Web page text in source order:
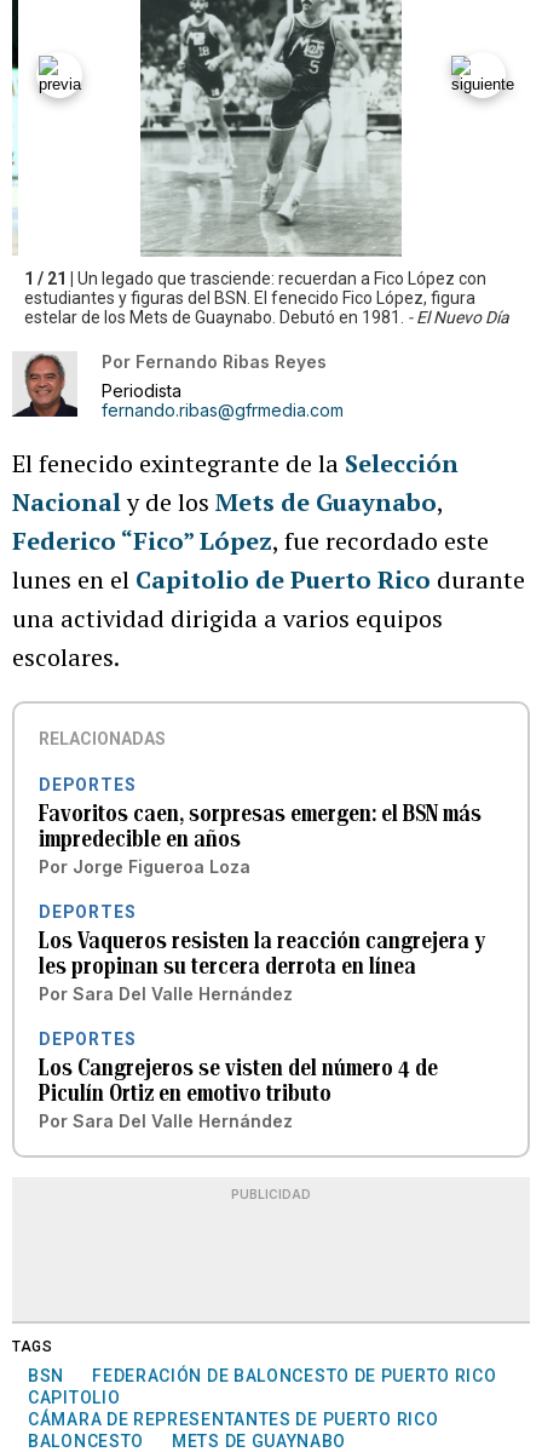
1 / 21 | Un legado que trasciende: recuerdan a Fico López con
estudiantes y figuras del BSN. El fenecido Fico López, figura
estelar de los Mets de Guaynabo. Debutó en 1981.
- El Nuevo Día
Por Fernando Ribas Reyes
Periodista
fernando.ribas@gfrmedia.com
El fenecido exintegrante de la Selección
Nacionaly de los Mets de Guaynabo,
Federico “Fico” López, fue recordado este
lunes en el Capitolio de Puerto Rico durante
una actividad dirigida a varios equipos
escolares.
RELACIONADAS
DEPORTES
Favoritos caen, sorpresas emergen: el BSN más
impredecible en años
Por Jorge Figueroa Loza
DEPORTES
Los Vaqueros resisten la reacción cangrejera y
les propinan su tercera derrota en línea
Por Sara Del Valle Hernández
DEPORTES
Los Cangrejeros se visten del número 4 de
Piculín Ortiz en emotivo tributo
Por Sara Del Valle Hernández
PUBLICIDAD
TAGS
BSN
FEDERACIÓN DE BALONCESTO DE PUERTO RICO
CAPITOLIO
CÁMARA DE REPRESENTANTES DE PUERTO RICO
BALONCESTO
METS DE GUAYNABO